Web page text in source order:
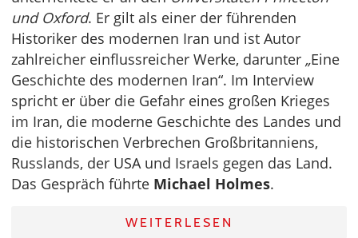
und Oxford. Er gilt als einer der führenden
Historiker des modernen Iran und ist Autor
zahlreicher einflussreicher Werke, darunter „Eine
Geschichte des modernen Iran“. Im Interview
spricht er über die Gefahr eines großen Krieges
im Iran, die moderne Geschichte des Landes und
die historischen Verbrechen Großbritanniens,
Russlands, der USA und Israels gegen das Land.
Das Gespräch führte Michael Holmes.
WEITERLESEN